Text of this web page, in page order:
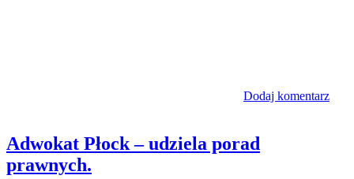
Dodaj komentarz
Adwokat Płock – udziela porad
prawnych.